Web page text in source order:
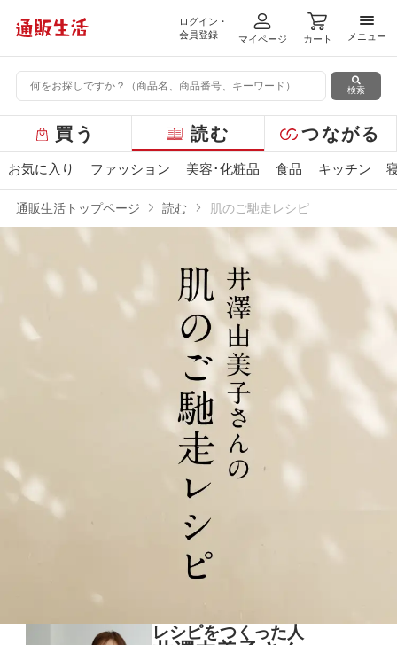
ログイン・
会員登録
マイページ カート
メニ
メニュー
検索
ー
バ
買う 読む つながる
お気に入り ファッション 美容･化粧品 食品 キッチン
通販生活トップページ 読む 肌のご馳走レシピ
レシピをつくった人